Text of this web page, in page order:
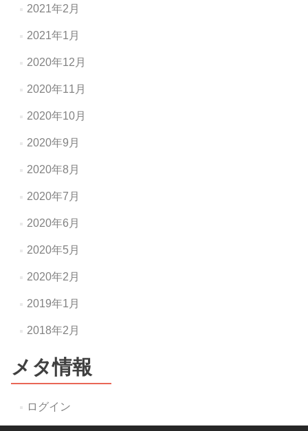
2021年2月
2021年1月
2020年12月
2020年11月
2020年10月
2020年9月
2020年8月
2020年7月
2020年6月
2020年5月
2020年2月
2019年1月
2018年2月
メタ情報
ログイン